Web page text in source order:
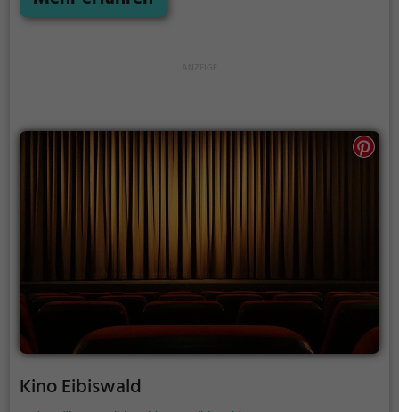
Kino Eibiswald